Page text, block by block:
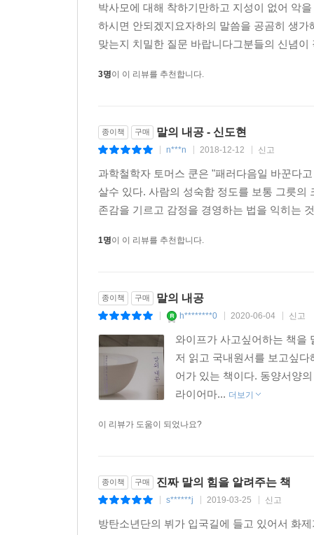
질문이 적다. 이러한 인식부터 바꾸어야 한다. -118
“원래 그랬어” “그런 전례가 없어”같이 역사를
그렇기에 의심하고 바꾸어야 하는 것이다. 모든
싶은 마음이 들 리 없다. 심지어 어떤 상사는 질문
한다. 그러면 아랫사람은 애써 질문해 지적받느니
7단계 [말하기 기술]
말 잘하기에도 정공법이 있다. 생각한 후 말하기,
는 것 또한 현실이다. 원칙을 어기는 세상에서는
자신의 무지를 깨달으려면 논리적으로 말하는 연
다 문득 막히는 순간과 마주하게 된다. 그때 ‘내가
화쟁은 현대의 화법에도 유용하다. 일상에서 우
면 이해도 하지 않으려 한다. 그러나 이런 이분법
가 더 필요하지 않을까. -148쪽
던져 버려야 한다. -169쪽
노자는 묻는다. ‘예’라고 대답하는 것과 ‘응’이라
박사모에 대해 착하기만하고 지성이 없어 악
하시면 안되겠지요자하의 말씀을 공곰히 생
맞는지 치밀한 질문 바랍니다그분들의 신념
3명이 이 리뷰를 추천합니다.
종이책 구매 말의 내공 - 신도현
n***n 2018-12-12 신고
과학철학자 토머스 쿤은 "패러다음일 바꾼다
살수 있다. 사람의 성숙함 정도를 보통 그릇
존감을 기르고 감정을 경영하는 법을 익히는
1명이 이 리뷰를 추천합니다.
종이책 구매 말의 내공
h********0 2020-06-04 신고
와이프가 사고싶어하는 책을
저 읽고 국내원서를 보고싶
어가 있는 책이다. 동양서양
라이어마... 더보기
이 리뷰가 도움이 되었나요?
종이책 구매 진짜 말의 힘을 알려주는 책
s******j 2019-03-25 신고
방탄소년단의 뷔가 입국길에 들고 있어서 화